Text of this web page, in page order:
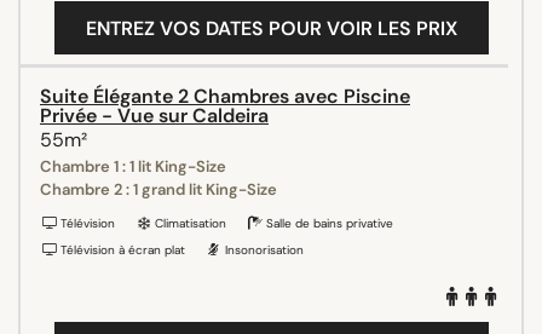
ENTREZ VOS DATES POUR VOIR LES PRIX
Suite Élégante 2 Chambres avec Piscine
Privée - Vue sur Caldeira
55m²
Chambre 1 : 1 lit King-Size
Chambre 2 : 1 grand lit King-Size
Télévision Climatisation
Salle de bains privative
Télévision à écran plat
Insonorisation